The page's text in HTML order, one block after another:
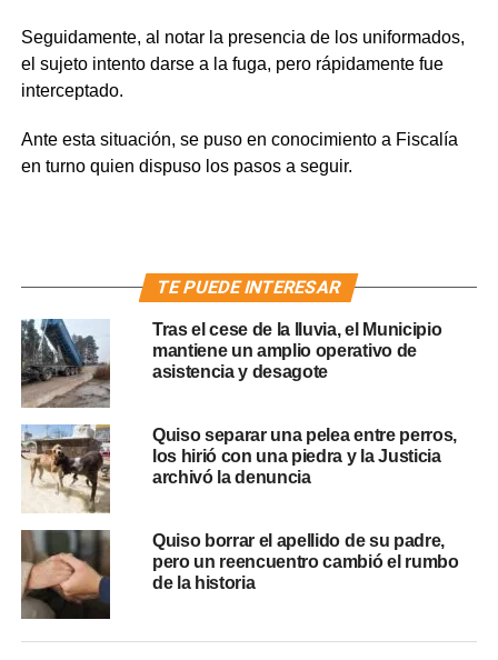
Seguidamente, al notar la presencia de los uniformados,
el sujeto intento darse a la fuga, pero rápidamente fue
interceptado.
Ante esta situación, se puso en conocimiento a Fiscalía
en turno quien dispuso los pasos a seguir.
TE PUEDE INTERESAR
Tras el cese de la lluvia, el Municipio
mantiene un amplio operativo de
asistencia y desagote
Quiso separar una pelea entre perros,
los hirió con una piedra y la Justicia
archivó la denuncia
Quiso borrar el apellido de su padre,
pero un reencuentro cambió el rumbo
de la historia